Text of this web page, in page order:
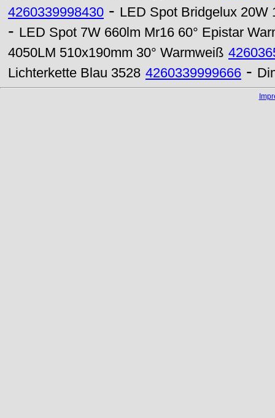
4260339998430 - LED Spot Bridgelux 20W
- LED Spot 7W 660lm Mr16 60° Epistar
4050LM 510x190mm 30° Warmweiß
Lichterkette Blau 3528 4260339999666 -